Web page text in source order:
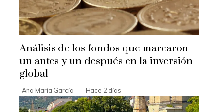
Análisis de los fondos que marcaron
un antes y un después en la inversión
global
Ana María García Hace 2 días